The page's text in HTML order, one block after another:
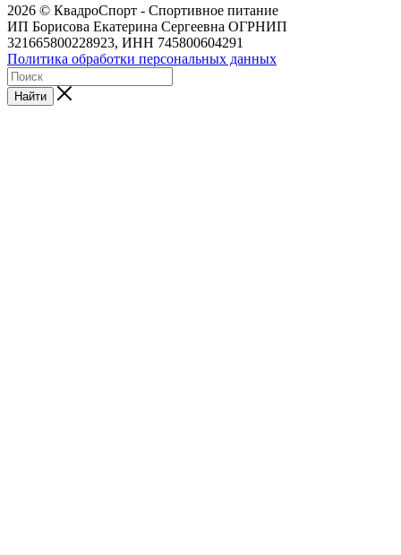
2026 © КвадроСпорт - Спортивное питание
ИП Борисова Екатерина Сергеевна ОГРНИП
321665800228923, ИНН 745800604291
Политика обработки персональных данных
Найти